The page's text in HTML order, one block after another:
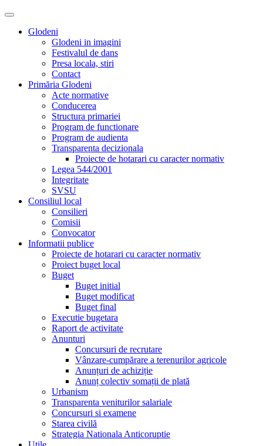
Glodeni
Glodeni in imagini
Festivalul de dans
Presa locala, stiri
Contact
Primăria Glodeni
Acte normative
Conducerea
Structura primariei
Program de functionare
Program de audienta
Transparenta decizionala
Proiecte de hotarari cu caracter normativ
Legea 544/2001
Integritate
SVSU
Consiliul local
Consilieri
Comisii
Convocator
Informatii publice
Proiecte de hotarari cu caracter normativ
Proiect buget local
Buget
Buget initial
Buget modificat
Buget final
Executie bugetara
Raport de activitate
Anunturi
Concursuri de recrutare
Vânzare-cumpărare a terenurilor agricole
Anunțuri de achiziție
Anunț colectiv somații de plată
Urbanism
Transparenta veniturilor salariale
Concursuri si examene
Starea civilă
Strategia Nationala Anticoruptie